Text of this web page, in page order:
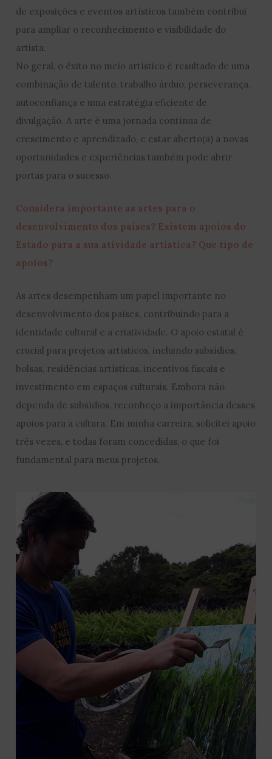
de exposições e eventos artísticos também contribui
para ampliar o reconhecimento e visibilidade do
artista.
No geral, o êxito no meio artístico é resultado de uma
combinação de talento, trabalho árduo, perseverança,
autoconfiança e uma estratégia eficiente de
divulgação. A arte é uma jornada contínua de
crescimento e aprendizado, e estar aberto(a) a novas
oportunidades e experiências também pode abrir
portas para o sucesso.
Considera importante as artes para o
desenvolvimento dos países? Existem apoios do
Estado para a sua atividade artística? Que tipo de
apoios?
As artes desempenham um papel importante no
desenvolvimento dos países, contribuindo para a
identidade cultural e a criatividade. O apoio estatal é
crucial para projetos artísticos, incluindo subsídios,
bolsas, residências artísticas, incentivos fiscais e
investimento em espaços culturais. Embora não
dependa de subsídios, reconheço a importância desses
apoios para a cultura. Em minha carreira, solicitei apoio
três vezes, e todas foram concedidas, o que foi
fundamental para meus projetos.